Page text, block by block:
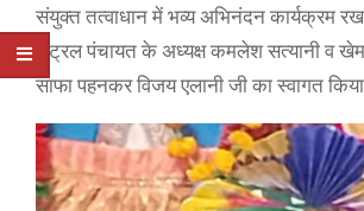
संयुक्त तत्वाधान में भव्य अभिनंदन कार्यक्रम
सेंट्रल पंचायत के अध्यक्ष कमलेश सत्यानी व
साफा पहनकर विजय एलानी जी का स्वागत